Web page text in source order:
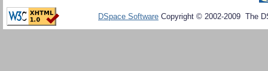
DSpace Software Copyright © 2002-2009 The